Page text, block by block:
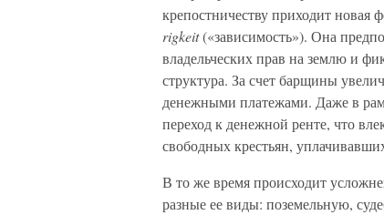
крепостничеству приходит
rigkeit(«зависимость»). Она
владельческих прав на землю и
структура. За счет барщины
денежными платежами. Даже в
переход к денежной ренте, что
свободных крестьян,
В то же время происходит
разные ее виды: поземельную,